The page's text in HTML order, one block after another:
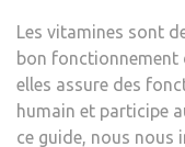
Les vitamines sont
bon fonctionnement
elles assure des
humain et participe
ce guide, nous nous